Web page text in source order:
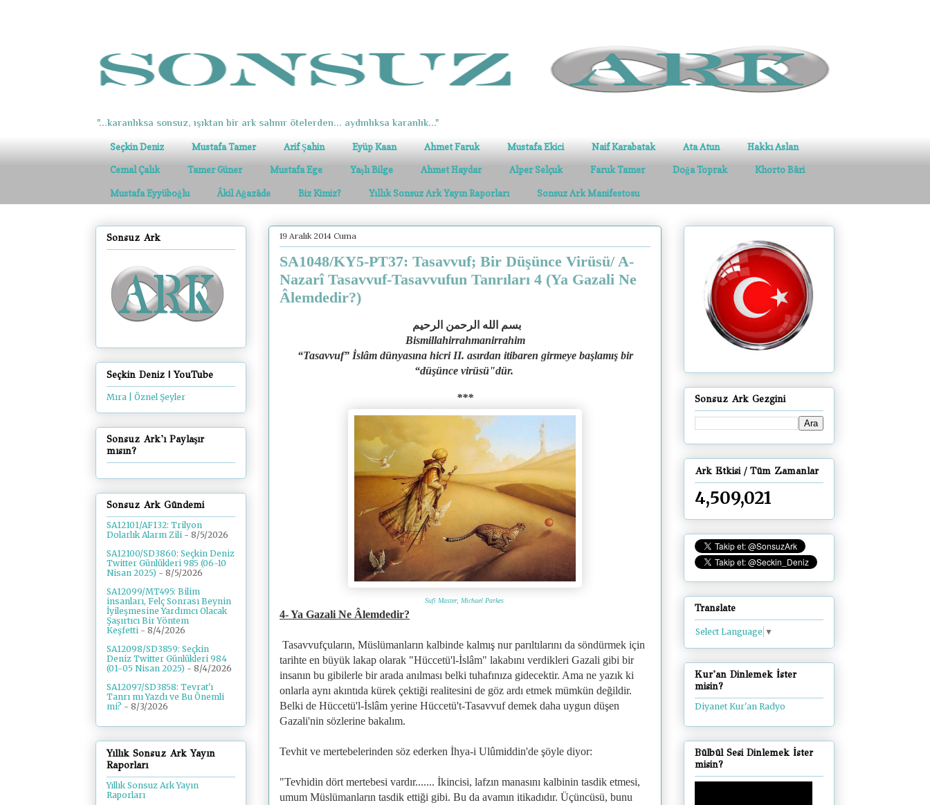
"...karanlıksa sonsuz, ışıktan bir ark salınır ötelerden... aydınlıksa karanlık..."
Seçkin Deniz Mustafa Tamer Arif Şahin Eyüp Kaan Ahmet Faruk Mustafa Ekici Naif Karabatak Ata Atun Hakkı Aslan
Cemal Çalık Tamer Güner Mustafa Ege Yaşlı Bilge Ahmet Haydar Alper Selçuk Faruk Tamer Doğa Toprak Khorto Bâri
Mustafa Eyyüboğlu Âkil Ağazâde Biz Kimiz? Yıllık Sonsuz Ark Yayın Raporları Sonsuz Ark Manifestosu
19 Aralık 2014 Cuma
SA1048/KY5-PT37: Tasavvuf; Bir Düşünce Virüsü/ A-
Nazarî Tasavvuf-Tasavvufun Tanrıları 4 (Ya Gazali Ne
Âlemdedir?)
بسم الله الرحمن الرحيم
Bismillahirrahmanirrahim
“Tasavvuf” İslâm dünyasına hicri II. asırdan itibaren girmeye başlamış bir
“düşünce virüsü"dür.
***
Sufi Master, Michael Parkes
4- Ya Gazali Ne Âlemdedir?
Tasavvufçuların, Müslümanların kalbinde kalmış nur parıltılarını da söndürmek için
tarihte en büyük lakap olarak "Hüccetü'l-İslâm" lakabını verdikleri Gazali gibi bir
insanın bu gibilerle bir arada anılması belki tuhafınıza gidecektir. Ama ne yazık ki
onlarla aynı akıntıda kürek çektiği realitesini de göz ardı etmek mümkün değildir.
Belki de Hüccetü'l-İslâm yerine Hüccetü't-Tasavvuf demek daha uygun düşen
Gazali'nin sözlerine bakalım.
Tevhit ve mertebelerinden söz ederken İhya-i Ulûmiddin'de şöyle diyor:
"Tevhidin dört mertebesi vardır....... İkincisi, lafzın manasını kalbinin tasdik etmesi,
umum Müslümanların tasdik ettiği gibi. Bu da avamın itikadıdır. Üçüncüsü, bunu
Sonsuz Ark
Seçkin Deniz | YouTube
Mıra | Öznel Şeyler
Sonsuz Ark'ı Paylaşır
mısın?
Sonsuz Ark Gündemi
SA12101/AF132: Trilyon
Dolarlık Alarm Zili - 8/5/2026
SA12100/SD3860: Seçkin Deniz
Twitter Günlükleri 985 (06-10
Nisan 2025) - 8/5/2026
SA12099/MT495: Bilim
insanları, Felç Sonrası Beynin
İyileşmesine Yardımcı Olacak
Şaşırtıcı Bir Yöntem
Keşfetti - 8/4/2026
SA12098/SD3859: Seçkin
Deniz Twitter Günlükleri 984
(01-05 Nisan 2025) - 8/4/2026
SA12097/SD3858: Tevrat'ı
Tanrı mı Yazdı ve Bu Önemli
mi? - 8/3/2026
Yıllık Sonsuz Ark Yayın
Raporları
Yıllık Sonsuz Ark Yayın
Raporları
Sonsuz Ark Gezgini
Ark Etkisi / Tüm Zamanlar
4,509,021
Translate
Select Language ▼
Kur'an Dinlemek İster
misin?
Diyanet Kur'an Radyo
Bülbül Sesi Dinlemek İster
misin?